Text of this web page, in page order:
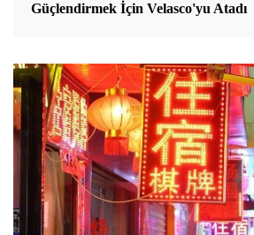
Güçlendirmek İçin Velasco'yu Atadı